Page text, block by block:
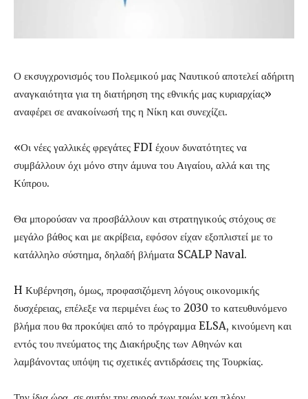
Ο εκσυγχρονισμός του Πολεμικού μας Ναυτικού αποτελεί αδήριτη
αναγκαιότητα για τη διατήρηση της εθνικής μας κυριαρχίας»
αναφέρει σε ανακοίνωσή της η Νίκη και συνεχίζει.
«Οι νέες γαλλικές φρεγάτες FDI έχουν δυνατότητες να
συμβάλλουν όχι μόνο στην άμυνα του Αιγαίου, αλλά και της
Κύπρου.
Θα μπορούσαν να προσβάλλουν και στρατηγικούς στόχους σε
μεγάλο βάθος και με ακρίβεια, εφόσον είχαν εξοπλιστεί με το
κατάλληλο σύστημα, δηλαδή βλήματα SCALP Naval.
H Κυβέρνηση, όμως, προφασιζόμενη λόγους οικονομικής
δυσχέρειας, επέλεξε να περιμένει έως το 2030 το κατευθυνόμενο
βλήμα που θα προκύψει από το πρόγραμμα ELSA, κινούμενη και
εντός του πνεύματος της Διακήρυξης των Αθηνών και
λαμβάνοντας υπόψη τις σχετικές αντιδράσεις της Τουρκίας.